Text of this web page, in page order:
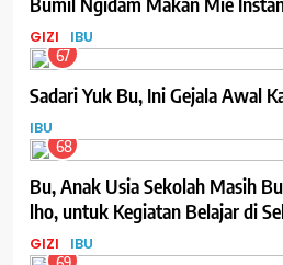
GIZI IBU
67
Sadari Yuk Bu, Ini Gejala Awal
IBU
68
Bu, Anak Usia Sekolah Masih
lho, untuk Kegiatan Belajar di
GIZI IBU